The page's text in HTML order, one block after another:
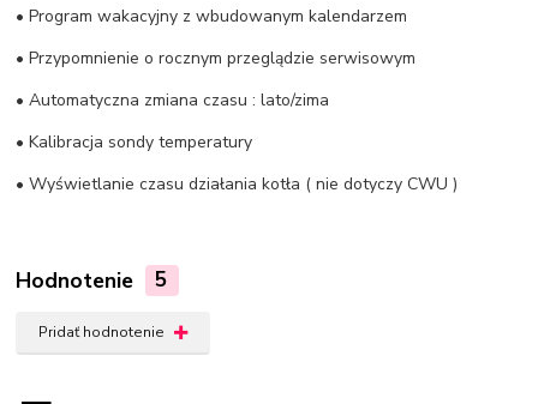
• Program wakacyjny z wbudowanym kalendarzem
• Przypomnienie o rocznym przeglądzie serwisowym
• Automatyczna zmiana czasu : lato/zima
• Kalibracja sondy temperatury
• Wyświetlanie czasu działania kotła ( nie dotyczy CWU )
Hodnotenie 5
Pridať hodnotenie